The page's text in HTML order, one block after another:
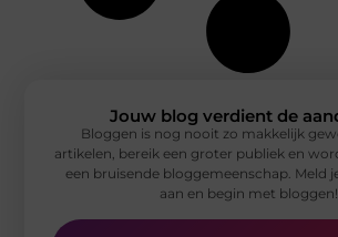
Jouw blog verdient de
Bloggen is nog nooit zo makkelijk
artikelen, bereik een groter publiek en
een bruisende bloggemeenschap. Meld
aan en begin met bloggen!